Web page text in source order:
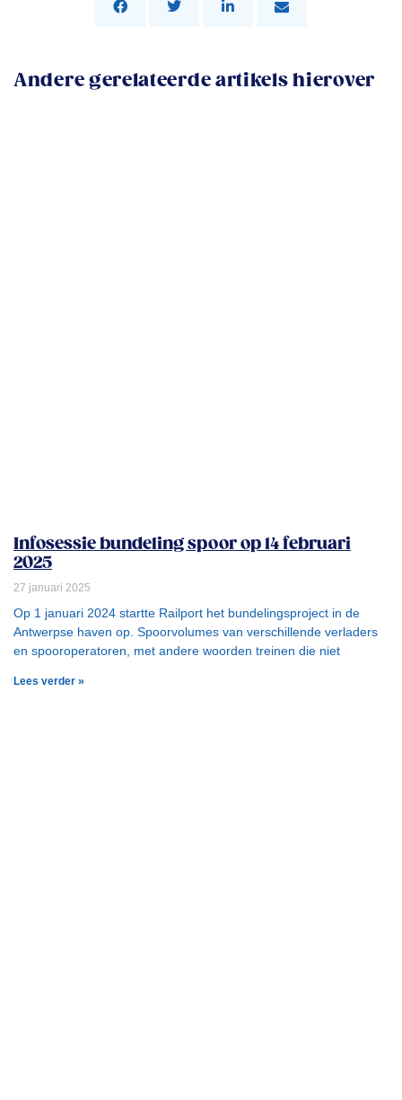
Andere gerelateerde artikels hierover
Infosessie bundeling spoor op 14 februari
2025
27 januari 2025
Op 1 januari 2024 startte Railport het bundelingsproject in de
Antwerpse haven op. Spoorvolumes van verschillende verladers
en spooroperatoren, met andere woorden treinen die niet
Lees verder »